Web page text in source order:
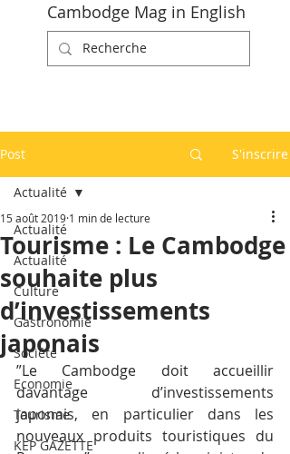
Cambodge Mag in English
Post S'inscrire
Actualité
Actualité
Culture
Gastronomie
Société
Economie
Tourisme
KEP GAZETTE
Actualité
Tourisme : Le Cambodge
souhaite plus
d’investissements
japonais
15 août 2019 1 min de lecture
”Le Cambodge doit accueillir
davantage d’investissements
japonais, en particulier dans les
nouveaux produits touristiques du